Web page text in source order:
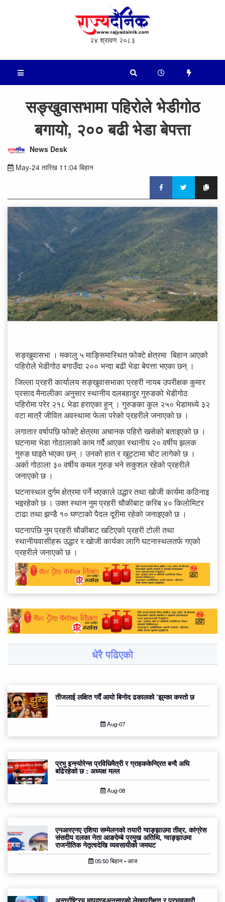
२४ श्रावण २०८३
सङ्खुवासभामा पहिरोले भेडीगोठ
बगायो, २०० बढी भेडा बेपत्ता
News Desk
May-24 तारिख 11:04 बिहान
सङ्खुवासभा । मकालु ५ माङ्सिमास्थित फोक्टे क्षेत्रमा बिहान आएको
पहिरोले भेडीगोठ बगाउँदा २०० भन्दा बढी भेडा बेपत्ता भएका छन् ।
जिल्ला प्रहरी कार्यालय सङ्खुवासभाका प्रहरी नायब उपरीक्षक कुमार
प्रसाद मैनालीका अनुसार स्थानीय दलबहादुर गुरुङको भेडीगोठ
पहिरोमा परेर २१८ भेडा हराएका हुन् । गुरुङका कुल २५० भेडामध्ये ३२
वटा मात्रै जीवित अवस्थामा फेला परेको प्रहरीले जनाएको छ ।
लगातार वर्षापछि फोक्टे क्षेत्रमा अचानक पहिरो खसेको बताइएको छ ।
घटनामा भेडा गोठालाको काम गर्दै आएका स्थानीय २० वर्षीय झलक
गुरुङ घाइते भएका छन् । उनको हात र खुट्टामा चोट लागेको छ ।
अर्का गोठाला ३० वर्षीय कमल गुरुङ भने सकुशल रहेको प्रहरीले
जनाएको छ ।
घटनास्थल दुर्गम क्षेत्रमा पर्ने भएकाले उद्धार तथा खोजी कार्यमा कठिनाइ
भइरहेको छ । उक्त स्थान नुम प्रहरी चौकीबाट करिब ४० किलोमिटर
टाढा तथा झन्डै १० घण्टाको पैदल दूरीमा रहेको जनाइएको छ ।
घटनापछि नुम प्रहरी चौकीबाट खटिएको प्रहरी टोली तथा
स्थानीयवासीहरू उद्धार र खोजी कार्यका लागि घटनास्थलतर्फ गएको
प्रहरीले जनाएको छ ।
धेरै पढिएको
तीजलाई लक्षित गर्दै आयो बिनोद ढकालको ‘झुम्का कस्तो छ
Aug-07
प्रभु इन्स्योरेन्स प्रविधिमैत्री र ग्राहककेन्द्रित बन्दै अघि
बढिरहेको छ : अध्यक्ष मल्ल
Aug-08
एनआरएनए एशिया सम्मेलनको तयारी ग्वाङ्झाउमा तीव्र, कांग्रेस
संसदीय दलका नेता आङदेम्बे प्रमुख अतिथि, ग्वाङ्झाउमा
राजनीतिक नेतृत्वदेखि व्यवसायीको जमघट
05:50 बिहान • आज